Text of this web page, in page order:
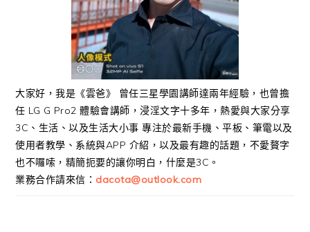
大家好，我是《雲爸》 曾任三星學園講師達兩年經驗，也曾擔
任 LG G Pro2 體驗會講師，浸淫文字十多年，熱愛與大家分享
3C、生活、以及生活大小事 專注於最新手機、平板、筆電以及
使用者教學、系統與APP 介紹，以及最有趣的話題，不愛贅字
也不囉嗦，精簡扼要的讓你明白，什麼是3C。
業務合作請來信： dacota@outlook.com